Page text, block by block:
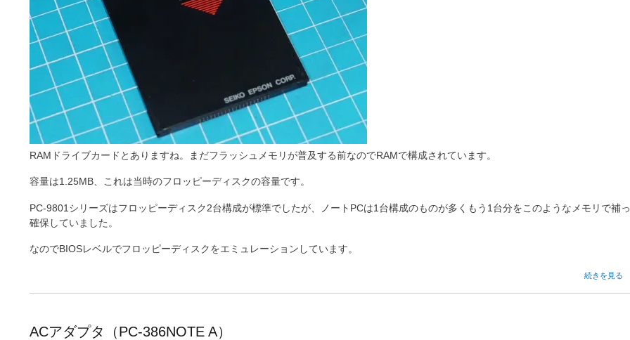
RAMドライブカードとありますね。まだフラッシュメモリが普及する前なのでRAMで構成されています。
容量は1.25MB、これは当時のフロッピーディスクの容量です。
PC-9801シリーズはフロッピーディスク2台構成が標準でしたが、ノートPCは1台構成のものが多くもう1台分をこのようなメモリで補
確保していました。
なのでBIOSレベルでフロッピーディスクをエミュレーションしています。
RAM
続きを見る
ACアダプタ（PC-386NOTE A）